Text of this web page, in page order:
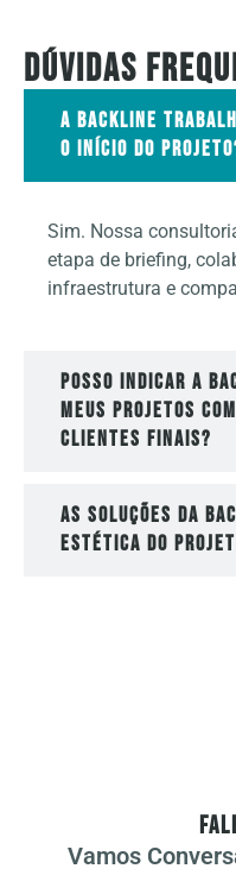
Dúvidas
A Backline
o início do
Sim. Nossa
etapa de briefing,
infraestrutura e
Posso indicar a
meus projetos
clientes finais?
As soluções da
estética do
Vamos